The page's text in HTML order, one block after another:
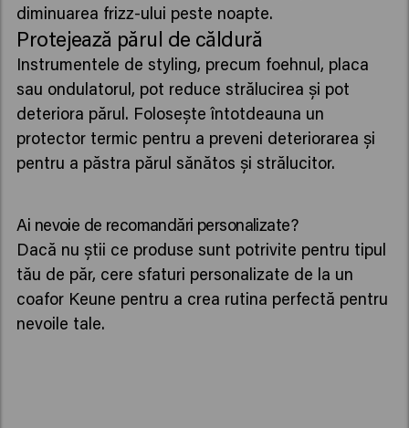
diminuarea frizz-ului peste noapte.
Protejează părul de căldură
Instrumentele de styling, precum foehnul, placa
sau ondulatorul, pot reduce strălucirea și pot
deteriora părul. Folosește întotdeauna un
protector termic pentru a preveni deteriorarea și
pentru a păstra părul sănătos și strălucitor.
Ai nevoie de recomandări personalizate?
Dacă nu știi ce produse sunt potrivite pentru tipul
tău de păr, cere sfaturi personalizate de la un
coafor Keune pentru a crea rutina perfectă pentru
nevoile tale.